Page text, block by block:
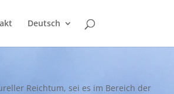
Deutsch
Reichtum, sei es im Bereich der